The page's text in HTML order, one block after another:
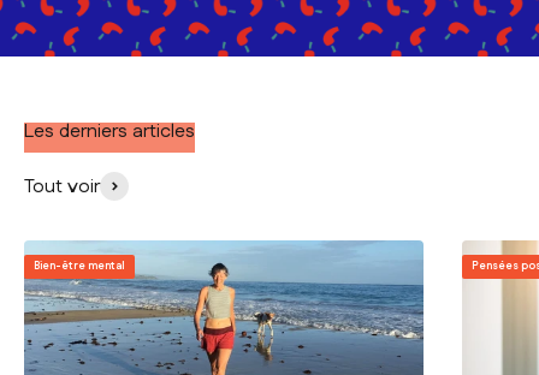
Les derniers articles
Tout voir
Bien-être mental Pensées